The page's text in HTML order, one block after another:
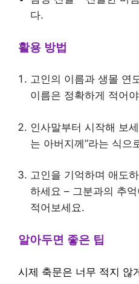
다.
활용 방법
고인의 이름과 생몰 연
이름은 정확하게 적어
인사말부터 시작해 보
는 아버지께”라는 식으
고인을 기억하며 애도
하세요 – 그분과의 추
적어보세요.
알아두면 좋은 팁
시제 축문은 너무 적지 않